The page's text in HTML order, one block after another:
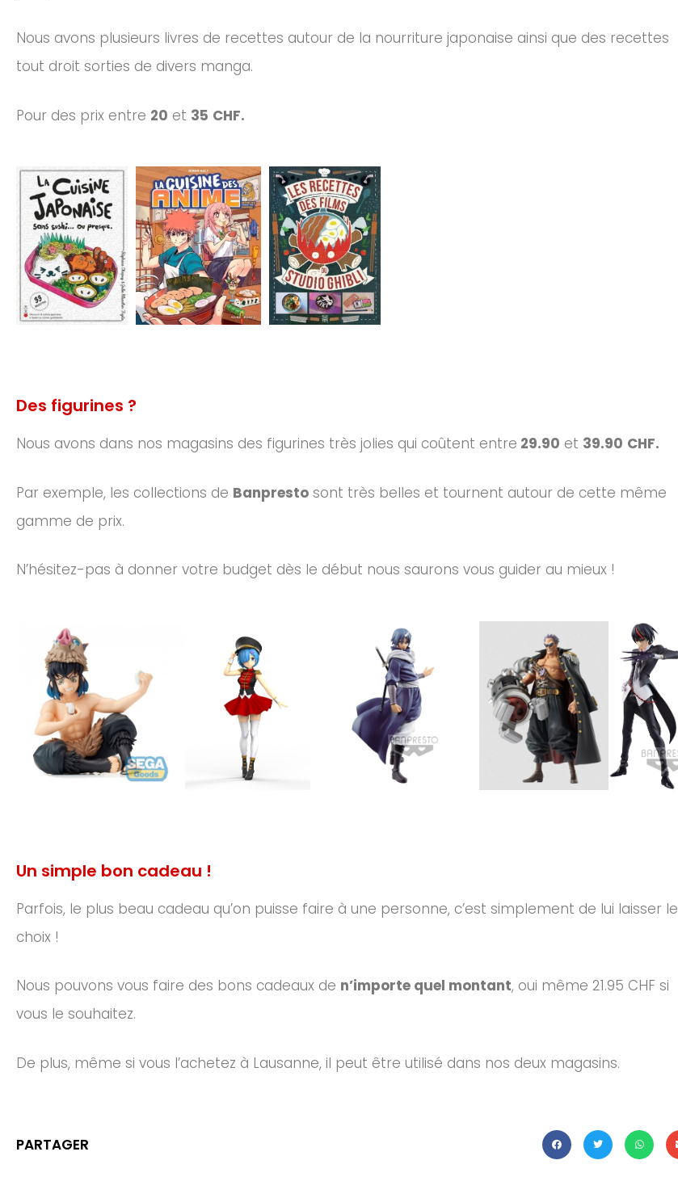
Nous avons plusieurs livres de recettes autour de la nourriture japonaise ainsi que des recettes
tout droit sorties de divers manga.
Pour des prix entre 20 et 35 CHF.
Des figurines ?
Nous avons dans nos magasins des figurines très jolies qui coûtent entre 29.90 et 39.90 CHF.
Par exemple, les collections de Banpresto sont très belles et tournent autour de cette même
gamme de prix.
N’hésitez-pas à donner votre budget dès le début nous saurons vous guider au mieux !
Un simple bon cadeau !
Parfois, le plus beau cadeau qu’on puisse faire à une personne, c’est simplement de lui laisser le
choix !
Nous pouvons vous faire des bons cadeaux de n’importe quel montant, oui même 21.95 CHF si
vous le souhaitez.
De plus, même si vous l’achetez à Lausanne, il peut être utilisé dans nos deux magasins.
PARTAGER